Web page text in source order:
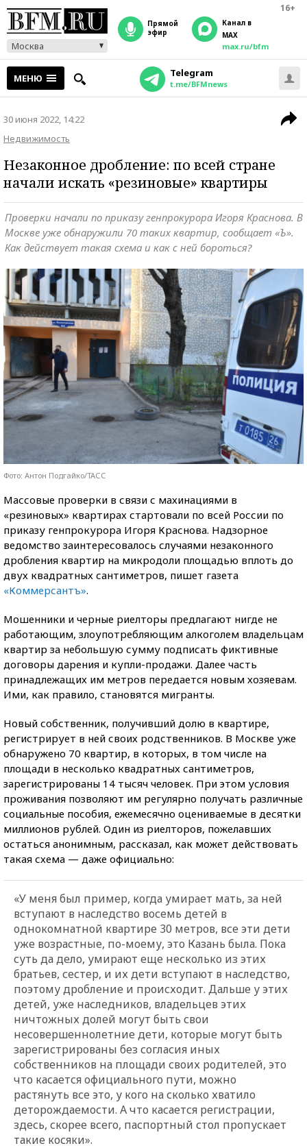
16+
Москва
прямой
эфир
Канал в
MAX
max.ru/bfm
МЕНЮ Telegram
t.me/BFMnews
30 июня 2022, 14:22
Недвижимость
Незаконное дробление: по всей стране
начали искать «резиновые» квартиры
Проверки начали по приказу генпрокурора Игоря Краснова. В
Москве уже обнаружили 70 таких квартир, сообщает «Ъ».
Как действует такая схема и как с ней бороться?
Фото: Антон Подгайко/ТАСС
Массовые проверки в связи с махинациями в
«резиновых» квартирах стартовали по всей России по
приказу генпрокурора Игоря Краснова. Надзорное
ведомство заинтересовалось случаями незаконного
дробления квартир на микродоли площадью вплоть до
двух квадратных сантиметров, пишет газета
«Коммерсантъ».
Мошенники и черные риелторы предлагают нигде не
работающим, злоупотребляющим алкоголем владельцам
квартир за небольшую сумму подписать фиктивные
договоры дарения и купли-продажи. Далее часть
принадлежащих им метров передается новым хозяевам.
Ими, как правило, становятся мигранты.
Новый собственник, получивший долю в квартире,
регистрирует в ней своих родственников. В Москве уже
обнаружено 70 квартир, в которых, в том числе на
площади в несколько квадратных сантиметров,
зарегистрированы 14 тысяч человек. При этом условия
проживания позволяют им регулярно получать различные
социальные пособия, ежемесячно оцениваемые в десятки
миллионов рублей. Один из риелторов, пожелавших
остаться анонимным, рассказал, как может действовать
такая схема — даже официально:
«У меня был пример, когда умирает мать, за ней
вступают в наследство восемь детей в
однокомнатной квартире 30 метров, все эти дети
уже возрастные, по-моему, это Казань была. Пока
суть да дело, умирают еще несколько из этих
братьев, сестер, и их дети вступают в наследство,
поэтому дробление и происходит. Дальше у этих
детей, уже наследников, владельцев этих
ничтожных долей могут быть свои
несовершеннолетние дети, которые могут быть
зарегистрированы без согласия иных
собственников на площади своих родителей, это
что касается официального пути, можно
растянуть все это, у кого на сколько хватило
деторождаемости. А что касается регистрации,
здесь, скорее всего, паспортный стол пропускает
такие косяки».